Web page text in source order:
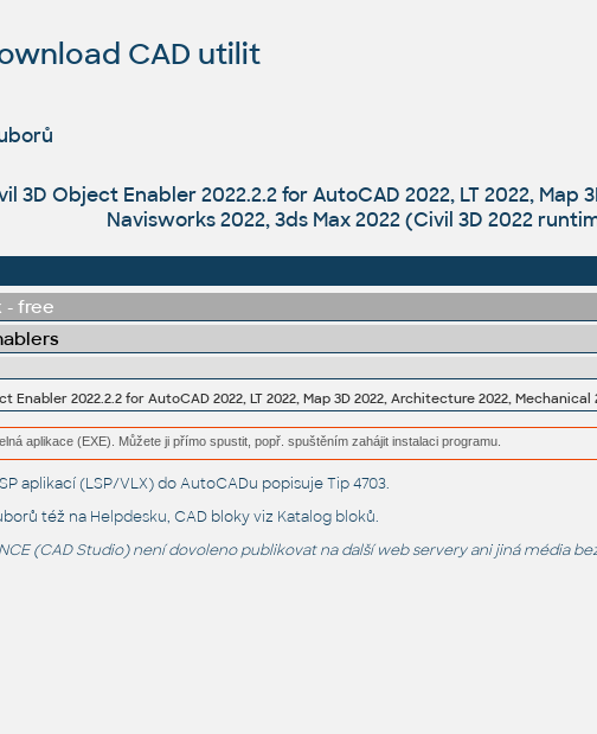
CAD utilit
3D Object Enabler 2022.2.2 for AutoCAD 2022, LT 2022, Map
Navisworks 2022, 3ds Max 2022 (Civil 3D 2022
- free
aplikace (EXE). Můžete ji přímo spustit, popř. spuštěním zahájit instalaci programu.
aplikací (LSP/VLX) do AutoCADu popisujeTip 4703.
též na Helpdesku, CAD bloky viz Katalog bloků.
(CAD Studio) není dovoleno publikovat na další web servery ani jiná média